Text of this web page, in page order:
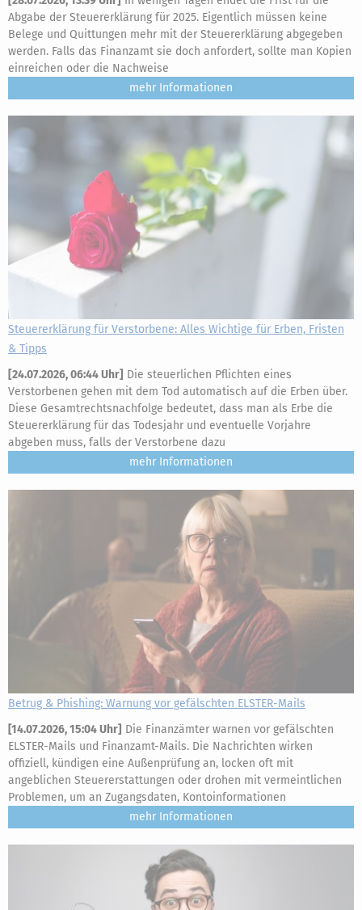
Abgabe der Steuererklärung für 2025. Eigentlich müssen keine
Belege und Quittungen mehr mit der Steuererklärung abgegeben
werden. Falls das Finanzamt sie doch anfordert, sollte man Kopien
einreichen oder die Nachweise
mehr
Steuererklärung für Verstorbene: Alles Wichtige für Erben, Fristen
& Tipps
[24.07.2026, 06:44 Uhr] Die steuerlichen Pflichten eines
Verstorbenen gehen mit dem Tod automatisch auf die Erben über.
Diese Gesamtrechtsnachfolge bedeutet, dass man als Erbe die
Steuererklärung für das Todesjahr und eventuelle Vorjahre
abgeben muss, falls der Verstorbene dazu
mehr
Betrug & Phishing: Warnung vor gefälschten ELSTER-Mails
[14.07.2026, 15:04 Uhr] Die Finanzämter warnen vor gefälschten
ELSTER-Mails und Finanzamt-Mails. Die Nachrichten wirken
offiziell, kündigen eine Außenprüfung an, locken oft mit
angeblichen Steuererstattungen oder drohen mit vermeintlichen
Problemen, um an Zugangsdaten, Kontoinformationen
mehr